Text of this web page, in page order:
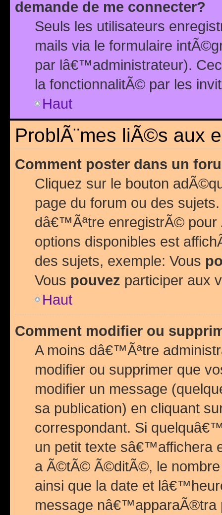
demande de me connecter?
Seuls les utilisateurs
mails via le formulaire
par lâ€™administrateur).
la fonctionnalitÃ© par les
Haut
ProblÃ¨mes liÃ©s aux
Comment poster dans un
Cliquez sur le bouton
page du forum ou des
dâ€™Ãªtre enregistrÃ©
options disponibles est
des sujets, exemple: Vous
Vous pouvez participer aux
Haut
Comment modifier ou
A moins dâ€™Ãªtre
modifier ou supprimer que
modifier un message
sa publication) en cliquant
correspondant. Si
un petit texte sâ€™affichera
a Ã©tÃ© Ã©ditÃ©, le
ainsi que la date et
message nâ€™apparaÃ®tra